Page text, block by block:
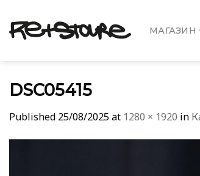
content
МАГАЗИН
DSC05415
Published 25/08/2025at 1280 × 1920 in